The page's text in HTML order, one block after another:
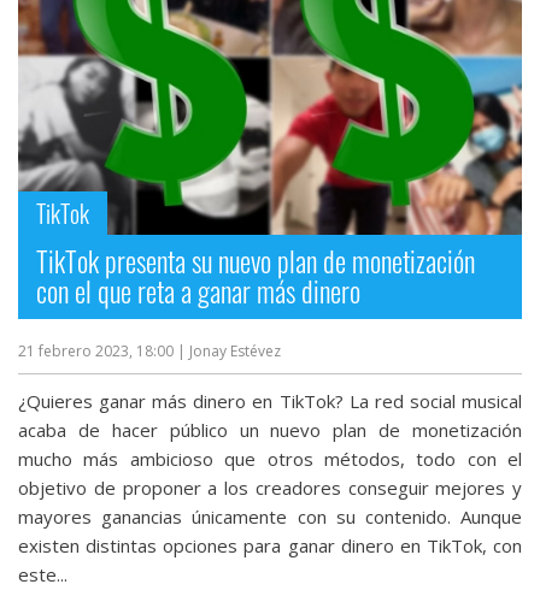
Sorteos
Foros
Contacto
/
Sobre
nosotros
/
Publicidad
/
Cambiar
opciones
de
privacidad
/
Aviso
Legal
TikTok
TikTok presenta su nuevo plan de monetización
con el que reta a ganar más dinero
21 febrero 2023, 18:00 | Jonay Estévez
¿Quieres ganar más dinero en TikTok? La red social musical
acaba de hacer público un nuevo plan de monetización
mucho más ambicioso que otros métodos, todo con el
objetivo de proponer a los creadores conseguir mejores y
mayores ganancias únicamente con su contenido. Aunque
existen distintas opciones para ganar dinero en TikTok, con
este...